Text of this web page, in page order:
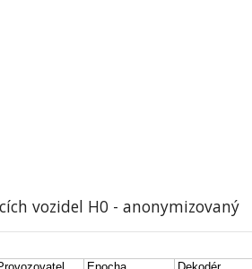
vozidel H0 - anonymizovaný